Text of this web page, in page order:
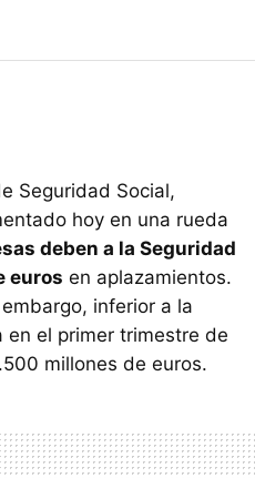
Seguridad Social,
hoy en una rueda
deben a la Seguridad
euros en aplazamientos.
inferior a la
el primer trimestre de
millones de euros.